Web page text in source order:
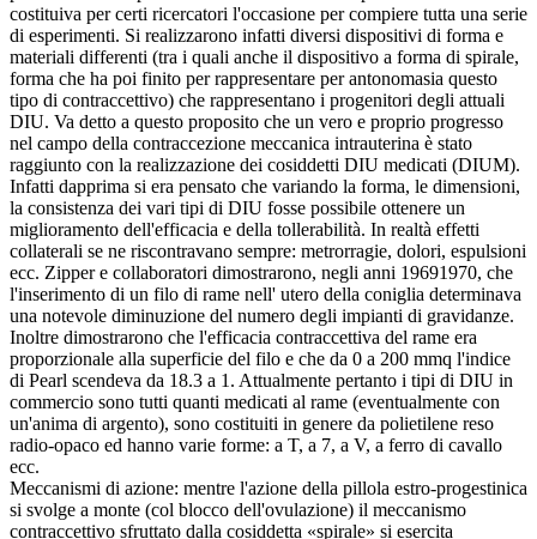
costituiva per certi ricercatori l'occasione per compiere tutta una serie
di esperimenti. Si realizzarono infatti diversi dispositivi di forma e
materiali differenti (tra i quali anche il dispositivo a forma di spirale,
forma che ha poi finito per rappresentare per antonomasia questo
tipo di contraccettivo) che rappresentano i progenitori degli attuali
DIU. Va detto a questo proposito che un vero e proprio progresso
nel campo della contraccezione meccanica intrauterina è stato
raggiunto con la realizzazione dei cosiddetti DIU medicati (DIUM).
Infatti dapprima si era pensato che variando la forma, le dimensioni,
la consistenza dei vari tipi di DIU fosse possibile ottenere un
miglioramento dell'efficacia e della tollerabilità. In realtà effetti
collaterali se ne riscontravano sempre: metrorragie, dolori, espulsioni
ecc. Zipper e collaboratori dimostrarono, negli anni 1969­1970, che
l'inserimento di un filo di rame nell' utero della coniglia determinava
una notevole diminuzione del numero degli impianti di gravidanze.
Inoltre dimostrarono che l'efficacia contraccettiva del rame era
proporzionale alla superficie del filo e che da 0 a 200 mmq l'indice
di Pearl scendeva da 18.3 a 1. Attualmente pertanto i tipi di DIU in
commercio sono tutti quanti medicati al rame (eventualmente con
un'anima di argento), sono costituiti in genere da polietilene reso
radio-opaco ed hanno varie forme: a T, a 7, a V, a ferro di cavallo
ecc.
Meccanismi di azione: mentre l'azione della pillola estro-progestinica
si svolge a monte (col blocco dell'ovulazione) il meccanismo
contraccettivo sfruttato dalla cosiddetta «spirale» si esercita